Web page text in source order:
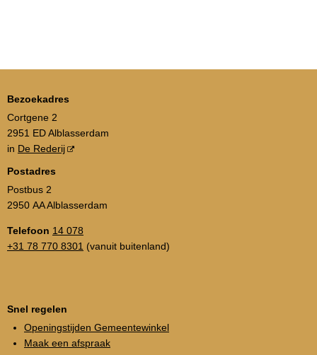
Bezoekadres
Cortgene 2
2951 ED Alblasserdam
in De Rederij
Postadres
Postbus 2
2950 AA Alblasserdam
Telefoon 14 078
+31 78 770 8301 (vanuit buitenland)
Snel regelen
Openingstijden Gemeentewinkel
Maak een afspraak